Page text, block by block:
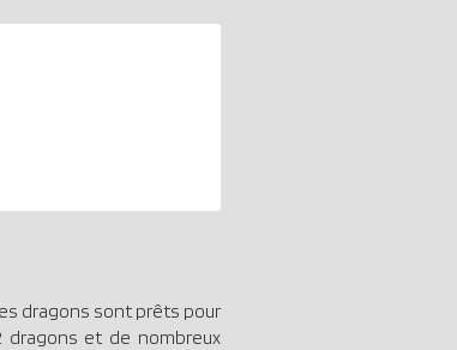
dragons sont prêts pour
dragons et de nombreux